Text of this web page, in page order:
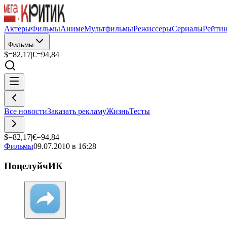
АктерыФильмыАнимеМультфильмыРежиссерыСериалы
Фильмы
$=82,17|€=94,84
Все новостиЗаказать рекламуЖизньТесты
$=82,17|€=94,84
Фильмы09.07.2010 в 16:28
ПоцелуйчИК